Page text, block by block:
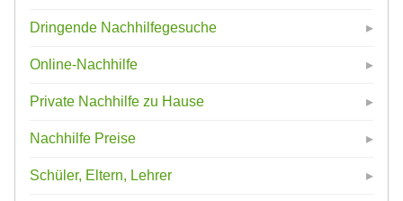
Dringende Nachhilfegesuche
Online-Nachhilfe
Private Nachhilfe zu Hause
Nachhilfe Preise
Schüler, Eltern, Lehrer